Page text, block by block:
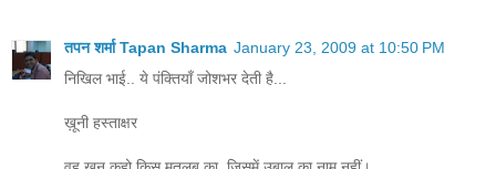
तपन शर्मा Tapan Sharma January 23, 2009 at 10:50 PM
निखिल भाई.. ये पंक्तियाँ जोशभर देती है...
ख़ूनी हस्ताक्षर